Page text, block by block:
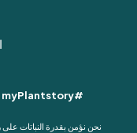
#myPlantstory
نحن نؤمن بقدرة النباتات